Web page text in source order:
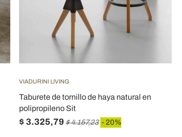
VIADURINI LIVING
Taburete de tornillo de haya natural en
polipropileno Sit
$ 3.325,79 $ 4.157,23 - 20%